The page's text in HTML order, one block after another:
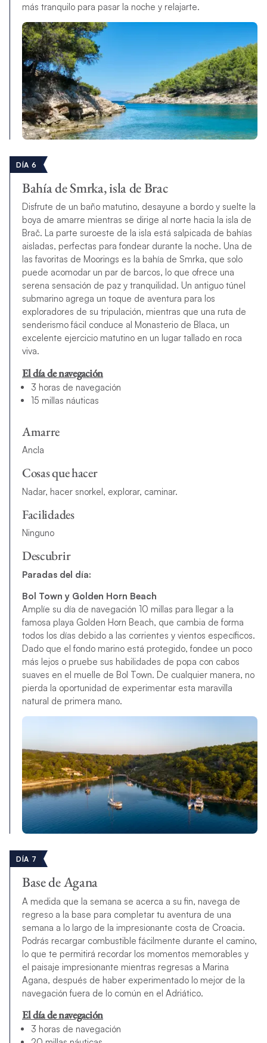
más tranquilo para pasar la noche y relajarte.
DÍA 6
Bahía de Smrka, isla de Brac
Disfrute de un baño matutino, desayune a bordo y suelte la
boya de amarre mientras se dirige al norte hacia la isla de
Brač. La parte suroeste de la isla está salpicada de bahías
aisladas, perfectas para fondear durante la noche. Una de
las favoritas de Moorings es la bahía de Smrka, que solo
puede acomodar un par de barcos, lo que ofrece una
serena sensación de paz y tranquilidad. Un antiguo túnel
submarino agrega un toque de aventura para los
exploradores de su tripulación, mientras que una ruta de
senderismo fácil conduce al Monasterio de Blaca, un
excelente ejercicio matutino en un lugar tallado en roca
viva.
El día de navegación
3 horas de navegación
15 millas náuticas
Amarre
Ancla
Cosas que hacer
Nadar, hacer snorkel, explorar, caminar.
Facilidades
Ninguno
Descubrir
Paradas del día:
Bol Town y Golden Horn Beach
Amplíe su día de navegación 10 millas para llegar a la
famosa playa Golden Horn Beach, que cambia de forma
todos los días debido a las corrientes y vientos específicos.
Dado que el fondo marino está protegido, fondee un poco
más lejos o pruebe sus habilidades de popa con cabos
suaves en el muelle de Bol Town. De cualquier manera, no
pierda la oportunidad de experimentar esta maravilla
natural de primera mano.
DÍA 7
Base de Agana
A medida que la semana se acerca a su fin, navega de
regreso a la base para completar tu aventura de una
semana a lo largo de la impresionante costa de Croacia.
Podrás recargar combustible fácilmente durante el camino,
lo que te permitirá recordar los momentos memorables y
el paisaje impresionante mientras regresas a Marina
Agana, después de haber experimentado lo mejor de la
navegación fuera de lo común en el Adriático.
El día de navegación
3 horas de navegación